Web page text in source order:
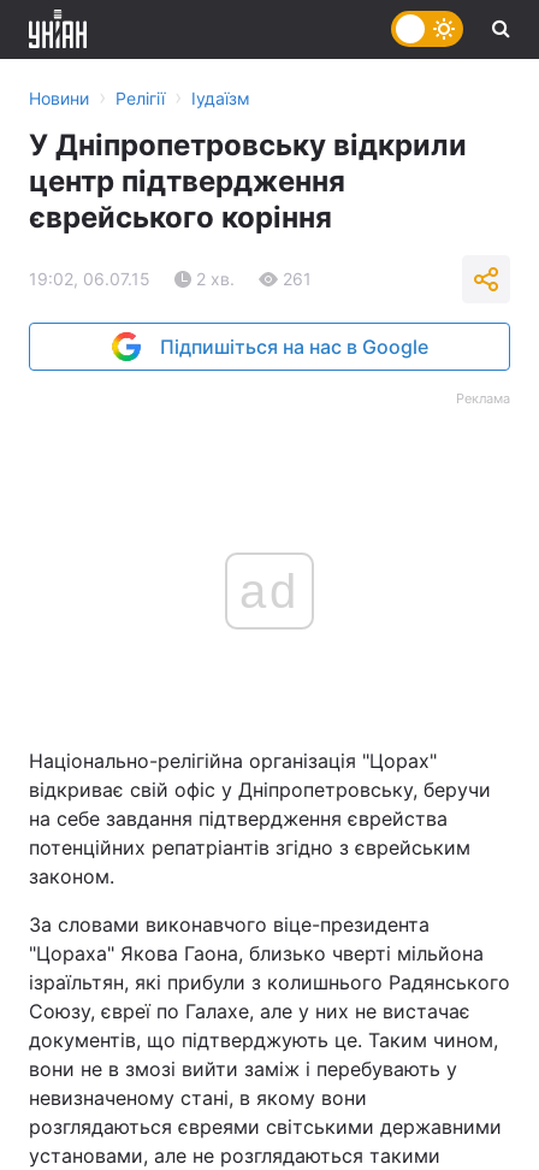
Новини › Релігії › Іудаїзм
У Дніпропетровську відкрили
центр підтвердження
єврейського коріння
19:02, 06.07.15 2 хв. 261
Підпишіться на нас в Google
Реклама
ad
Національно-релігійна організація "Цорах"
відкриває свій офіс у Дніпропетровську, беручи
на себе завдання підтвердження єврейства
потенційних репатріантів згідно з єврейським
законом.
За словами виконавчого віце-президента
"Цораха" Якова Гаона, близько чверті мільйона
ізраїльтян, які прибули з колишнього Радянського
Союзу, євреї по Галахе, але у них не вистачає
документів, що підтверджують це. Таким чином,
вони не в змозі вийти заміж і перебувають у
невизначеному стані, в якому вони
розглядаються євреями світськими державними
установами, але не розглядаються такими